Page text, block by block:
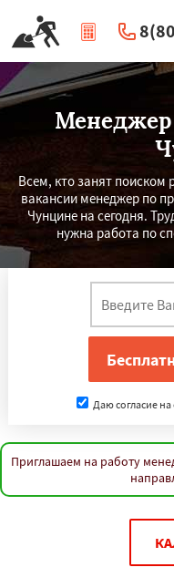
|
Менеджер
Всем, кто занят поиском
вакансии менеджер по
Чунцине на сегодня.
нужна работа по
Даю согласие
Приглашаем на работу